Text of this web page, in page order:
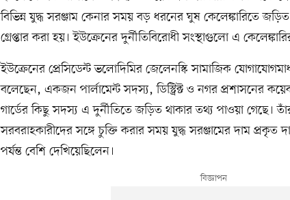
বিভিন্ন যুদ্ধ সরঞ্জাম কেনার সময় বড় ধরনের ঘুষ কেলেঙ্কারিতে
গ্রেপ্তার করা হয়। ইউক্রেনের দুর্নীতিবিরোধী সংস্থাগুলো এ
ইউক্রেনের প্রেসিডেন্ট ভলোদিমির জেলেনস্কি সামাজিক
বলেছেন, একজন পার্লামেন্ট সদস্য, ডিস্ট্রিক্ট ও নগর প্রশাসনের
গার্ডের কিছু সদস্য এ দুর্নীতিতে জড়িত থাকার তথ্য পাওয়া গেছে।
সরবরাহকারীদের সঙ্গে চুক্তি করার সময় যুদ্ধ সরঞ্জামের দাম প্রকৃত
পর্যন্ত বেশি দেখিয়েছিলেন।